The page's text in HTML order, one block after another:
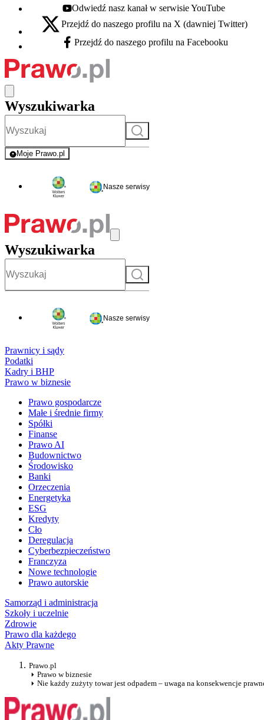
Youtube - otwiera się w nowej karcie
Odwiedź nasz kanał w serwisie YouTube
X - otwiera się w nowej karcie
Przejdź do naszego profilu na X (dawniej Twitter)
Facebook - otwiera się w nowej karcie
Przejdź do naszego profilu na Facebooku
Wyszukiwarka
Szukaj
Moje Prawo.pl
- rejestracja i logowanie do serwisu
Nasze serwisy
Wyszukiwarka
Szukaj
Nasze serwisy
Prawnicy i sądy
Podatki
Kadry i BHP
Prawo w biznesie
Prawo gospodarcze
Małe i średnie firmy
Spółki
Finanse
Prawo AI
Budownictwo
Środowisko
Banki
Orzeczenia
Energetyka
ESG
Kredyty
Cło
Deregulacja
Cyberbezpieczeństwo
Franczyza
Nowe technologie
Prawo autorskie
Samorząd i administracja
Szkoły i uczelnie
Zdrowie
Prawo dla każdego
Akty Prawne
Prawo.pl
Prawo w biznesie
Nie każdy zużyty towar jest odpadem – uwaga na konsekwencje